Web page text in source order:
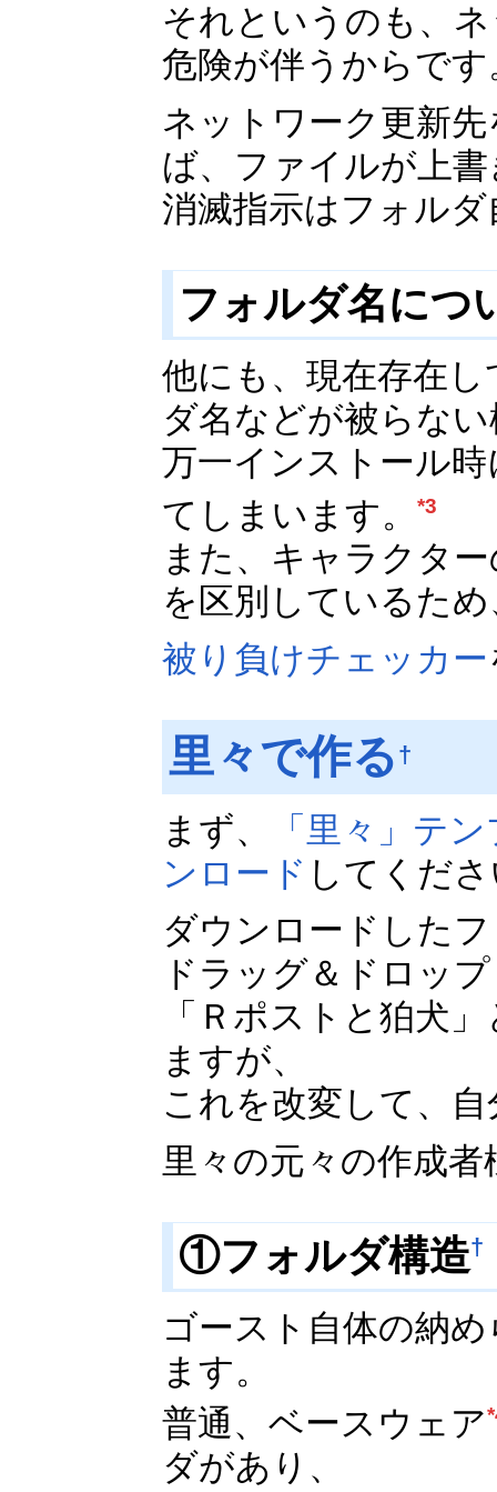
それというのも、
危険が伴うからです
ネットワーク更新
ば、ファイルが上
消滅指示はフォル
フォルダ名につ
他にも、現在存在
ダ名などが被らな
万一インストール
てしまいます。*3
また、キャラクタ
を区別しているた
被り負けチェッカー
里々で作る †
まず、
「里々」テ
ンロード してくだ
ダウンロードした
ドラッグ＆ドロッ
「Ｒポストと狛犬
ますが、
これを改変して、
里々の元々の作成
①フォルダ構造†
ゴースト自体の納
ます。
普通、ベースウェア
ダがあり、